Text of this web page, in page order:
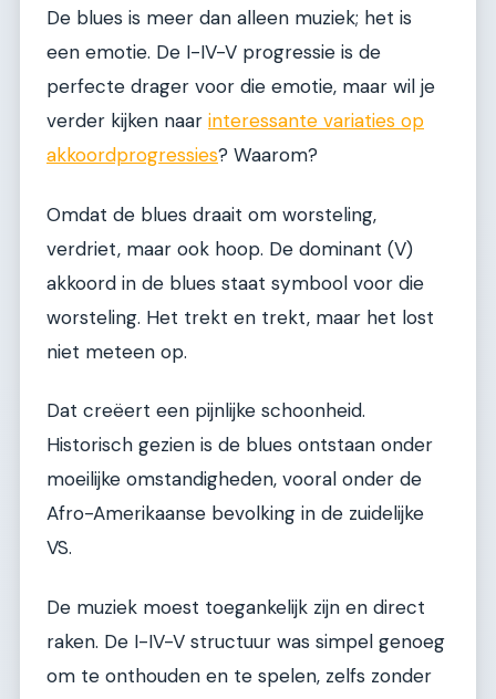
De blues is meer dan alleen muziek; het is
een emotie. De I-IV-V progressie is de
perfecte drager voor die emotie, maar wil je
verder kijken naar interessante variaties op
akkoordprogressies? Waarom?
Omdat de blues draait om worsteling,
verdriet, maar ook hoop. De dominant (V)
akkoord in de blues staat symbool voor die
worsteling. Het trekt en trekt, maar het lost
niet meteen op.
Dat creëert een pijnlijke schoonheid.
Historisch gezien is de blues ontstaan onder
moeilijke omstandigheden, vooral onder de
Afro-Amerikaanse bevolking in de zuidelijke
VS.
De muziek moest toegankelijk zijn en direct
raken. De I-IV-V structuur was simpel genoeg
om te onthouden en te spelen, zelfs zonder